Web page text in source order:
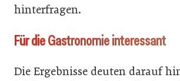
hinterfragen.
Für die Gastronomie interessant
Die Ergebnisse deuten darauf